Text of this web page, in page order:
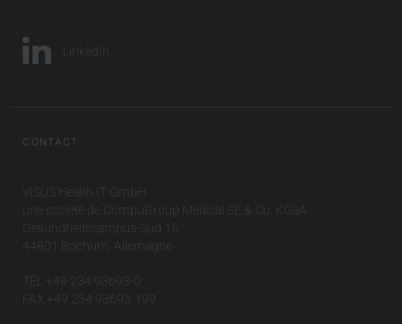
LinkedIn
CONTACT
VISUS Health IT GmbH
une société de CompuGroup Medical SE & Co. KGaA
Gesundheitscampus-Süd 15
44801 Bochum, Allemagne
TÉL +49 234 93693-0
FAX +49 234 93693-199